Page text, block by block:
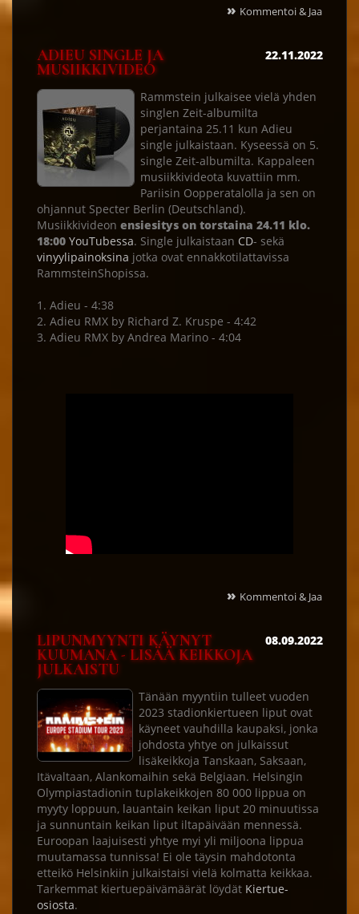
» Kommentoi & Jaa
ADIEU SINGLE JA
MUSIIKKIVIDEO
22.11.2022
Rammstein julkaisee vielä yhden
singlen Zeit-albumilta
perjantaina 25.11 kun Adieu
single julkaistaan. Kyseessä on 5.
single Zeit-albumilta. Kappaleen
musiikkivideota kuvattiin mm.
Pariisin Oopperatalolla ja sen on
ohjannut Specter Berlin (Deutschland).
Musiikkivideon ensiesitys on torstaina 24.11 klo.
18:00 YouTubessa. Single julkaistaan CD- sekä
vinyylipainoksina jotka ovat ennakkotilattavissa
RammsteinShopissa.
1. Adieu - 4:38
2. Adieu RMX by Richard Z. Kruspe - 4:42
3. Adieu RMX by Andrea Marino - 4:04
» Kommentoi & Jaa
LIPUNMYYNTI KÄYNYT
KUUMANA - LISÄÄ KEIKKOJA
JULKAISTU
08.09.2022
Tänään myyntiin tulleet vuoden
2023 stadionkiertueen liput ovat
käyneet vauhdilla kaupaksi, jonka
johdosta yhtye on julkaissut
lisäkeikkoja Tanskaan, Saksaan,
Itävaltaan, Alankomaihin sekä Belgiaan. Helsingin
Olympiastadionin tuplakeikkojen 80 000 lippua on
myyty loppuun, lauantain keikan liput 20 minuutissa
ja sunnuntain keikan liput iltapäivään mennessä.
Euroopan laajuisesti yhtye myi yli miljoona lippua
muutamassa tunnissa! Ei ole täysin mahdotonta
etteikö Helsinkiin julkaistaisi vielä kolmatta keikkaa.
Tarkemmat kiertuepäivämäärät löydät Kiertue-
osiosta.